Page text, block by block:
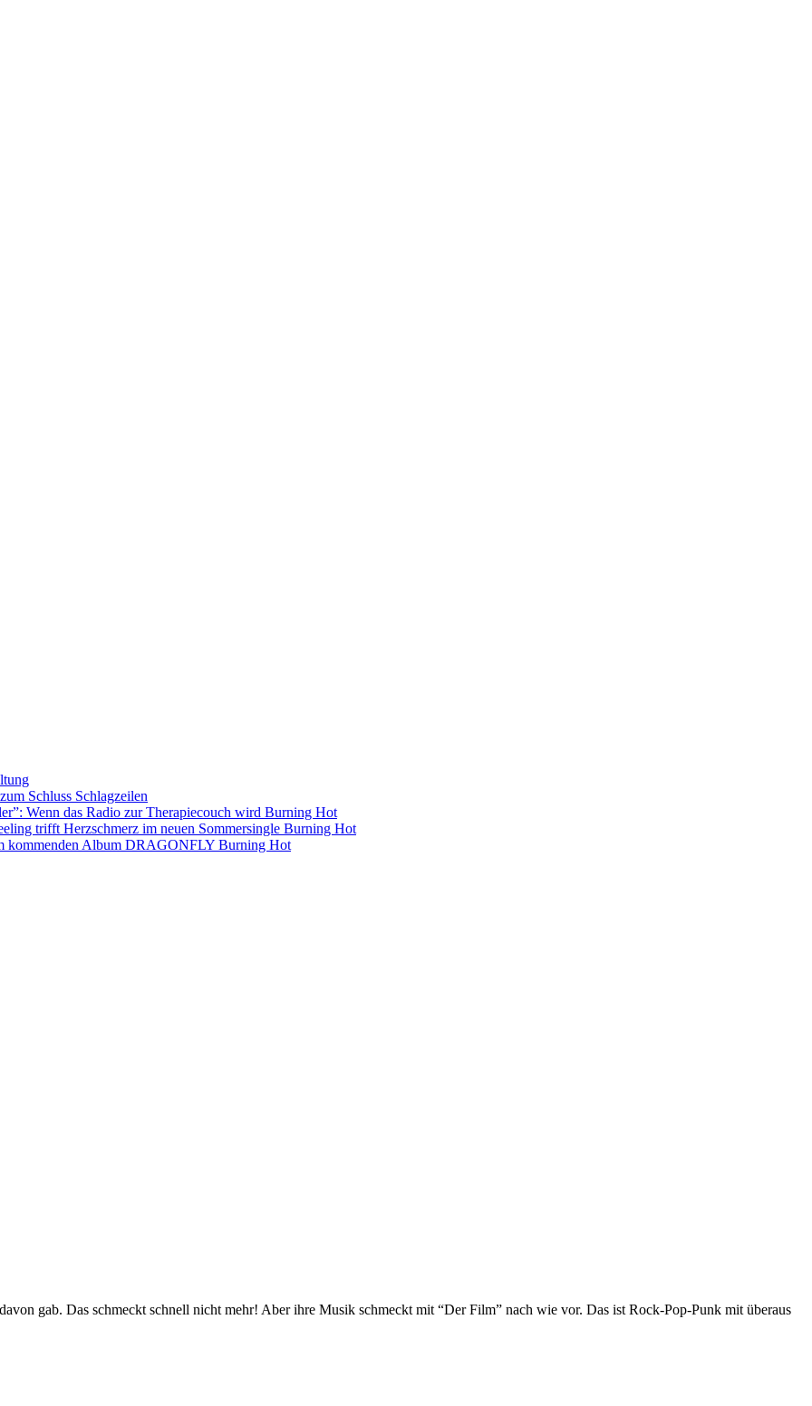
Schluss Schlagzeilen
Wenn das Radio zur Therapiecouch wird Burning Hot
trifft Herzschmerz im neuen Sommersingle Burning Hot
kommenden Album DRAGONFLY Burning Hot
gab. Das schmeckt schnell nicht mehr! Aber ihre Musik schmeckt mit “Der Film” nach wie vor. Das ist Rock-Pop-Punk mit überaus